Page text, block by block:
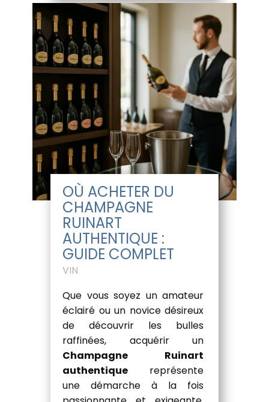
OÙ ACHETER DU
CHAMPAGNE
RUINART
AUTHENTIQUE :
GUIDE COMPLET
VIN
Que vous soyez un amateur
éclairé ou un novice désireux
de découvrir les bulles
raffinées, acquérir un
Champagne Ruinart
authentique représente
une démarche à la fois